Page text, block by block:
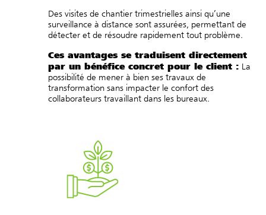
Des visites de chantier trimestrielles ainsi qu’une
surveillance à distance sont assurées, permettant de
détecter et de résoudre rapidement tout problème.
Ces avantages se traduisent directement
par un bénéfice concret pour le client : La
possibilité de mener à bien ses travaux de
transformation sans impacter le confort des
collaborateurs travaillant dans les bureaux.